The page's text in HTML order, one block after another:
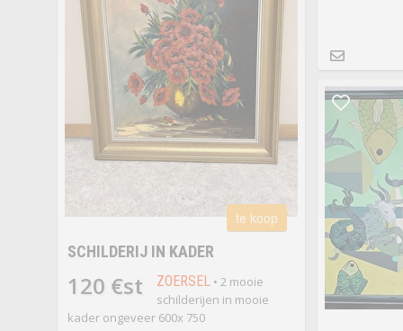
te koop
SCHILDERIJ IN KADER
120 €st ZOERSEL• 2 mooie
schilderijen in mooie
kader ongeveer 600x 750